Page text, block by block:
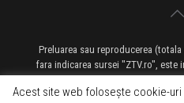
Preluarea sau reproducerea
fara indicarea sursei "ZTV.ro", este
ZTV.ro - Televiziune
Acest site web folosește cookie-uri